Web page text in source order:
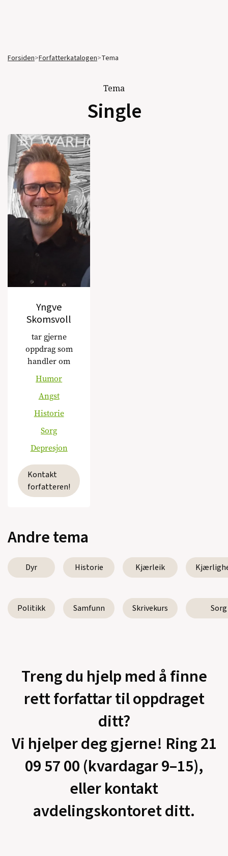
Forsiden>Forfatterkatalogen>Tema
Tema
Single
Yngve
Skomsvoll
tar gjerne
oppdrag som
handler om
Humor
Angst
Historie
Sorg
Depresjon
Kontakt
forfatteren!
Andre tema
Dyr Historie Kjærleik
Politikk Samfunn Skrivekurs Sorg
Treng du hjelp med å finne
rett forfattar til oppdraget
ditt?
Vi hjelper deg gjerne! Ring 21
09 57 00 (kvardagar 9–15),
eller kontakt
avdelingskontoret ditt.